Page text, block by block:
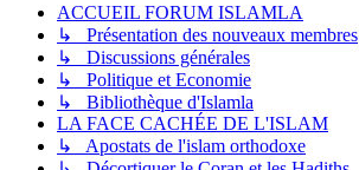
ACCUEIL FORUM ISLAMLA
↳ Présentation des nouveaux membres
↳ Discussions générales
↳ Politique et Economie
↳ Bibliothèque d'Islamla
LA FACE CACHÉE DE L'ISLAM
↳ Apostats de l'islam orthodoxe